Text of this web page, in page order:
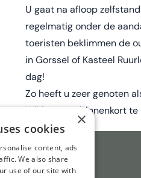
U gaat na afloop
regelmatig onder de
toeristen beklimmen de
in Gorssel of Kasteel
dag!
Zo heeft u zeer genoten
Wij hopen u binnenkort
×
cookies
content, ads
We also share
use of our site with